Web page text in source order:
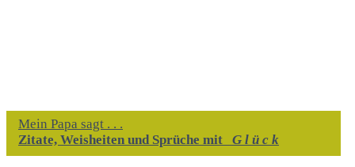
Mein Papa sagt . . .
Zitate, Weisheiten und Sprüche mit G l ü c k